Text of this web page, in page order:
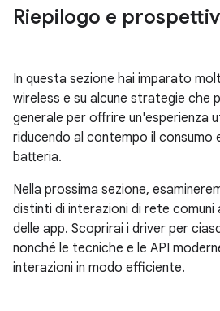
Riepilogo e
In questa sezione hai imparato
wireless e su alcune strategie che
generale per offrire un'esperienza
riducendo al contempo il consumo
batteria.
Nella prossima sezione,
distinti di interazioni di rete comuni
delle app. Scoprirai i driver per
nonché le tecniche e le API
interazioni in modo efficiente.